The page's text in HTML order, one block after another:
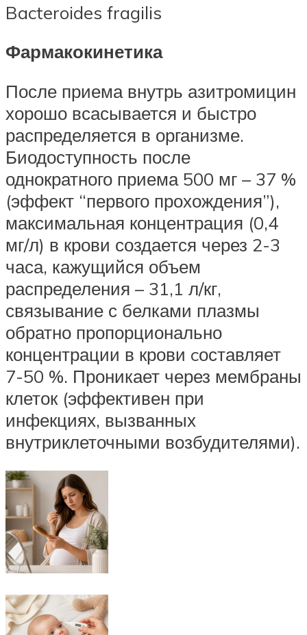
Bacteroides fragilis
Фармакокинетика
После приема внутрь азитромицин
хорошо всасывается и быстро
распределяется в организме.
Биодоступность после
однократного приема 500 мг – 37 %
(эффект “первого прохождения”),
максимальная концентрация (0,4
мг/л) в крови создается через 2-3
часа, кажущийся объем
распределения – 31,1 л/кг,
связывание с белками плазмы
обратно пропорционально
концентрации в крови cоставляет
7-50 %. Проникает через мембраны
клеток (эффективен при
инфекциях, вызванных
внутриклеточными возбудителями).